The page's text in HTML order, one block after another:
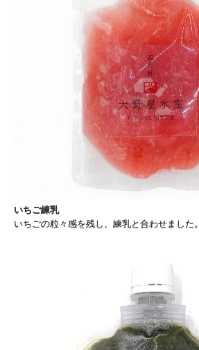
いちご練乳
いちごの粒々感を残し、練乳と合わせました。